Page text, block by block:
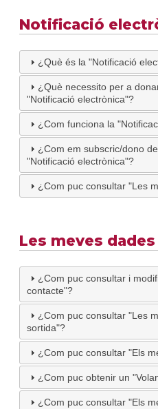
Notificació
¿Què és la "Notificació
¿Què necessito per a
"Notificació electrònica"?
¿Com funciona la
¿Com em subscric/dono
"Notificació electrònica"?
¿Com puc consultar "Les
Les meves dades
¿Com puc consultar i
contacte"?
¿Com puc consultar "Les
sortida"?
¿Com puc consultar "Els
¿Com puc obtenir un
¿Com puc consultar "Els